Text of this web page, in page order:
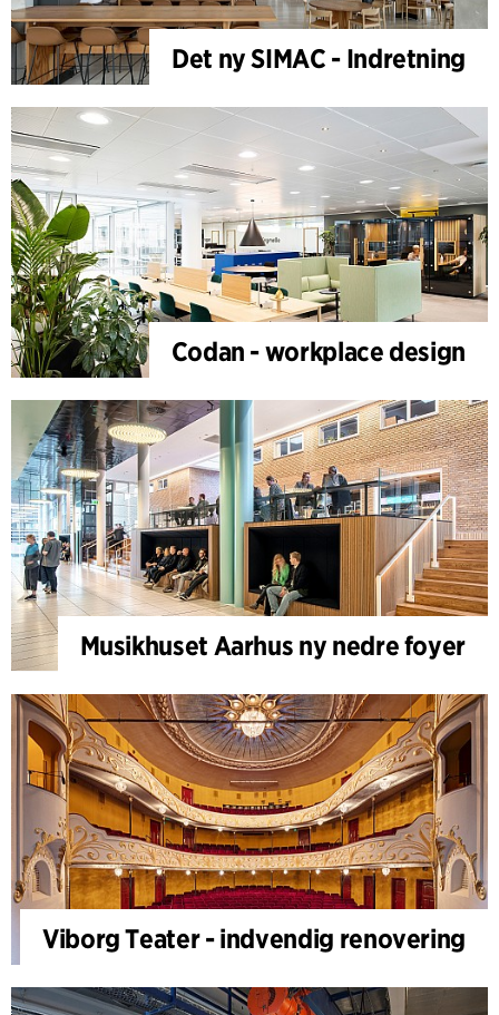
Det ny SIMAC - Indretning
Codan - workplace design
Musikhuset Aarhus ny nedre foyer
Viborg Teater - indvendig renovering